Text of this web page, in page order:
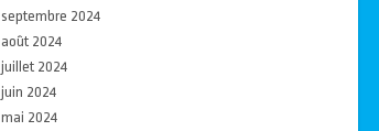
septembre 2024
août 2024
juillet 2024
juin 2024
mai 2024